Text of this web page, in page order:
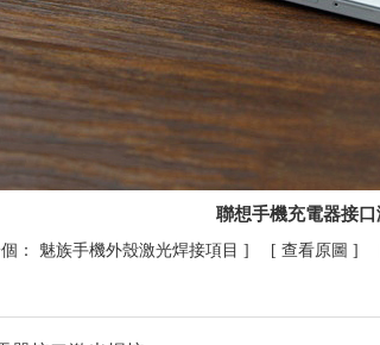
聯想手機充電器接
： 魅族手機外殼激光焊接項目 ] [ 查看原圖 ]